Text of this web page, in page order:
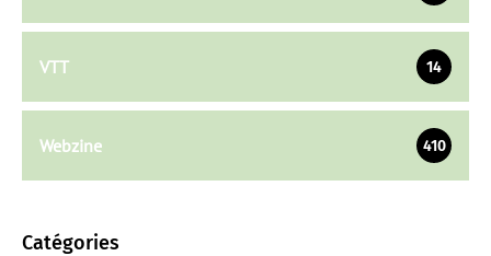
VTT 14
Webzine 410
Catégories